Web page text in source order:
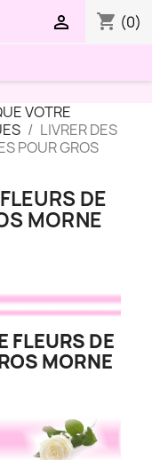
shopping_cart (0)

VOTRE
LIVRER DES
POUR GROS
DE
MORNE
FLEURS DE
MORNE